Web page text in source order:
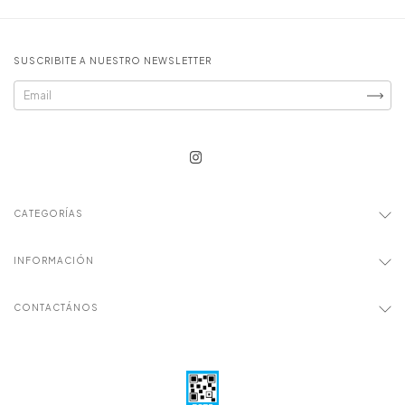
SUSCRIBITE A NUESTRO NEWSLETTER
CATEGORÍAS
INFORMACIÓN
CONTACTÁNOS